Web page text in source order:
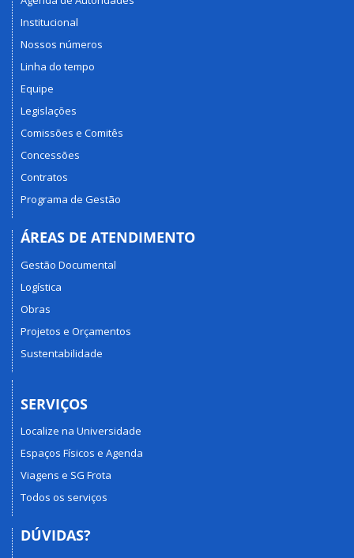
Institucional
Nossos números
Linha do tempo
Equipe
Legislações
Comissões e Comitês
Concessões
Contratos
Programa de Gestão
ÁREAS DE ATENDIMENTO
Gestão Documental
Logística
Obras
Projetos e Orçamentos
Sustentabilidade
SERVIÇOS
Localize na Universidade
Espaços Físicos e Agenda
Viagens e SG Frota
Todos os serviços
DÚVIDAS?